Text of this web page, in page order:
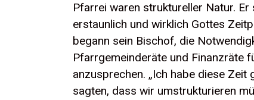
Pfarrei waren struktureller Natur.
erstaunlich und wirklich Gottes
begann sein Bischof, die
Pfarrgemeinderäte und Finanzräte
anzusprechen. „Ich habe diese
sagten, dass wir umstrukturieren